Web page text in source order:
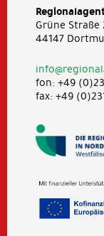
Grüne Straße
44147
fon: +49
fax: +49